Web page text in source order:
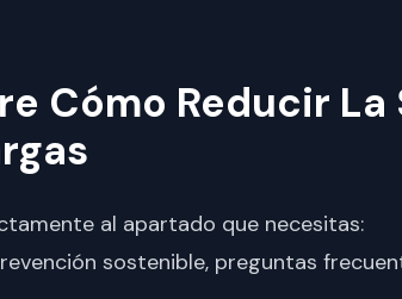
Cómo Reducir
al apartado que necesitas:
sostenible, preguntas